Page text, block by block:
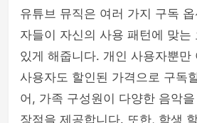
유튜브 뮤직은 여러 가지 구독
자들이 자신의 사용 패턴에 맞는
있게 해줍니다. 개인 사용자뿐만
사용자도 할인된 가격으로 구독
어, 가족 구성원이 다양한 음악
장점을 제공합니다. 또한, 학생